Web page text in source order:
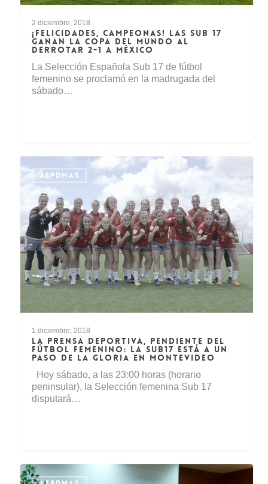
2 diciembre, 2018
¡FELICIDADES, CAMPEONAS! LAS SUB 17
GANAN LA COPA DEL MUNDO AL
DERROTAR 2-1 A MÉXICO
La Selección Española Sub 17 de fútbol
femenino se proclamó en la madrugada del
sábado…
AEPDMAS
1 diciembre, 2018
LA PRENSA DEPORTIVA, PENDIENTE DEL
FÚTBOL FEMENINO: LA SUB17 ESTÁ A UN
PASO DE LA GLORIA EN MONTEVIDEO
Hoy sábado, a las 23:00 horas (horario
peninsular), la Selección femenina Sub 17
disputará…